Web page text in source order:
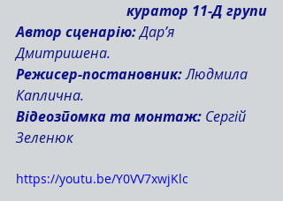
куратор 11-Д групи
Автор сценарію: Дар’я
Дмитришена.
Режисер-постановник: Людмила
Каплична.
Відеозйомка та монтаж: Сергій
Зеленюк
https://youtu.be/Y0VV7xwjKlc